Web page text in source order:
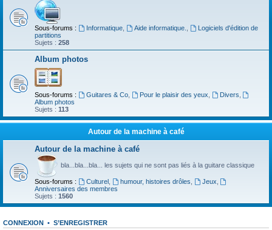
Sous-forums : Informatique, Aide informatique.
Logiciels d'édition de
partitions
Sujets : 258
Album photos
Sous-forums : Guitares & Co, Pour le plaisir des yeux Divers
Album photos
Sujets : 113
Autour de la machine à café
Autour de la machine à café
bla...bla...bla... les sujets qui ne sont pas liés à la guitare classique
Sous-forums : Culturel, humour, histoires drôles Jeux
Anniversaires des membres
Sujets : 1560
CONNEXION • S’ENREGISTRER